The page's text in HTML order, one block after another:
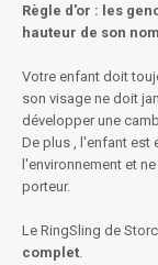
Règle d'or : les
hauteur de son
Votre enfant doit
son visage ne doit
développer une
De plus , l'enfant est
l'environnement et
porteur.
Le RingSling de
complet.